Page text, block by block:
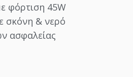
φόρτιση 45W
σκόνη & νερό
ασφαλείας